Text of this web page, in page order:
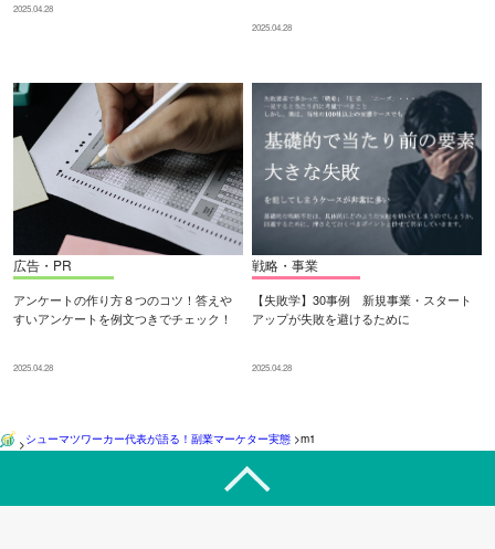
2025.04.28
2025.04.28
広告・PR
アンケートの作り方８つのコツ！答えや
すいアンケートを例文つきでチェック！
2025.04.28
戦略・事業
【失敗学】30事例 新規事業・スタート
アップが失敗を避けるために
2025.04.28
>シューマツワーカー代表が語る！副業マーケター実態>m1